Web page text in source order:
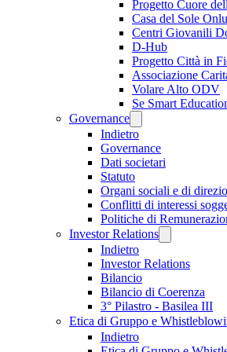
Progetto Cuore
Casa del Sole
Centri Giovanili
D-Hub
Progetto Città in
Associazione
Volare Alto ODV
Se Smart
Governance
Indietro
Governance
Dati societari
Statuto
Organi sociali e di
Conflitti di interessi
Politiche di
Investor Relations
Indietro
Investor Relations
Bilancio
Bilancio di Coerenza
3° Pilastro - Basilea III
Etica di Gruppo e
Indietro